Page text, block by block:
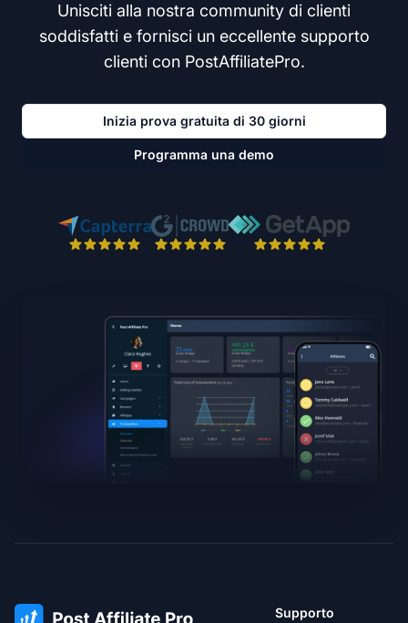
Unisciti alla nostra community di clienti
soddisfatti e fornisci un eccellente supporto
clienti con PostAffiliatePro.
Inizia prova gratuita di 30 giorni
Programma una demo
Supporto